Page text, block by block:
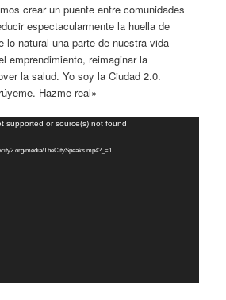
crear un puente entre comunidades
espectacularmente la huella de
lo natural una parte de nuestra vida
emprendimiento, reimaginar la
la salud. Yo soy la Ciudad 2.0.
Hazme real»
supported or source(s) not found
media/TheCitySpeaks.mp4?_=1